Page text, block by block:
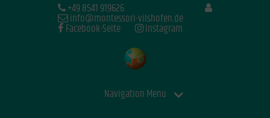
+49 8541 919626
info@montessori-vilshofen.de
Facebook-Seite Instagram
Navigation Menu